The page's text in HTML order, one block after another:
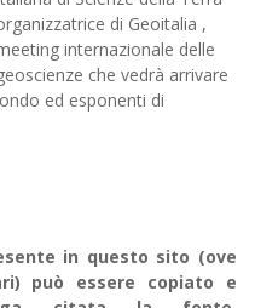
di Geoitalia ,
internazionale delle
che vedrà arrivare
ed esponenti di
in questo sito (ove
può essere copiato e